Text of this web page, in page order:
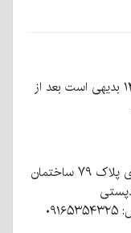
ساعت ۰۰:۱۴ روز پنج شنبه مورخ ۱۴۰۵/۰۳/۰۷ بدیهی است بعد از
استان کرمان شهرستان سیرجان بلوار پیروزی پلاک ۷۹ ساختمان